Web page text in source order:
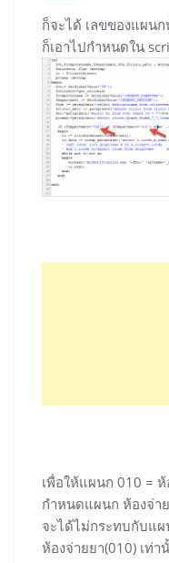
ก็จะได้ เลขของแผน
ก็เอาไปกำหนดใน
เพื่อให้แผนก 010 =
กำหนดแผนก ห้องจ่า
จะได้ไม่กระทบกับแ
ห้องจ่ายยา(010) เท่า